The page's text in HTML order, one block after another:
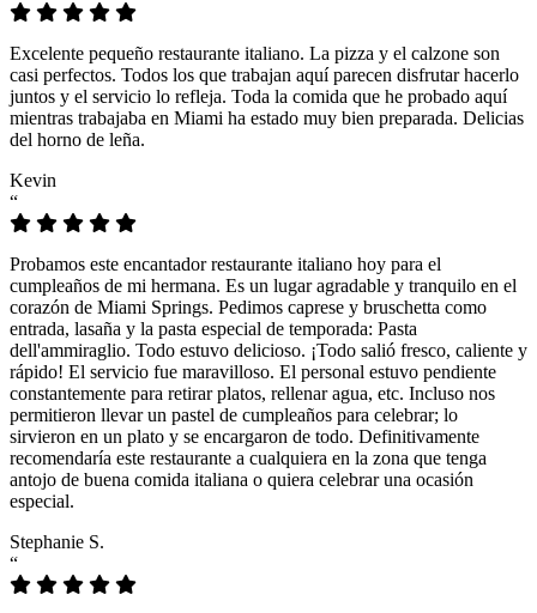
Excelente pequeño restaurante italiano. La pizza y el calzone son
casi perfectos. Todos los que trabajan aquí parecen disfrutar hacerlo
juntos y el servicio lo refleja. Toda la comida que he probado aquí
mientras trabajaba en Miami ha estado muy bien preparada. Delicias
del horno de leña.
Kevin
“
Probamos este encantador restaurante italiano hoy para el
cumpleaños de mi hermana. Es un lugar agradable y tranquilo en el
corazón de Miami Springs. Pedimos caprese y bruschetta como
entrada, lasaña y la pasta especial de temporada: Pasta
dell'ammiraglio. Todo estuvo delicioso. ¡Todo salió fresco, caliente y
rápido! El servicio fue maravilloso. El personal estuvo pendiente
constantemente para retirar platos, rellenar agua, etc. Incluso nos
permitieron llevar un pastel de cumpleaños para celebrar; lo
sirvieron en un plato y se encargaron de todo. Definitivamente
recomendaría este restaurante a cualquiera en la zona que tenga
antojo de buena comida italiana o quiera celebrar una ocasión
especial.
Stephanie S.
“